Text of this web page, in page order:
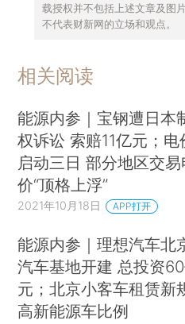
载授权并不包括上述文章及图
不代表财新网的立场和观点。
相关阅读
能源内参｜宝钢遭日本
权诉讼 索赔11亿元；电
启动三日 部分地区交易
价“顶格上浮”
2021年10月18日 APP打开
能源内参｜理想汽车北
汽车基地开建 总投资
元；北京小客车租赁新
高新能源车比例